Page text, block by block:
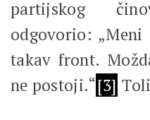
partijskog
odgovorio:
takav front.
ne postoji.“[3]